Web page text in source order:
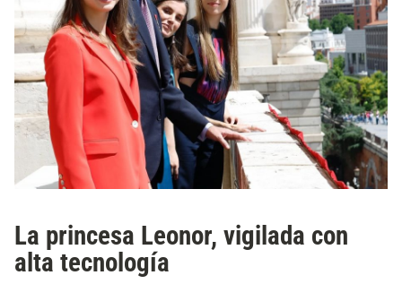
La princesa Leonor, vigilada con
alta tecnología